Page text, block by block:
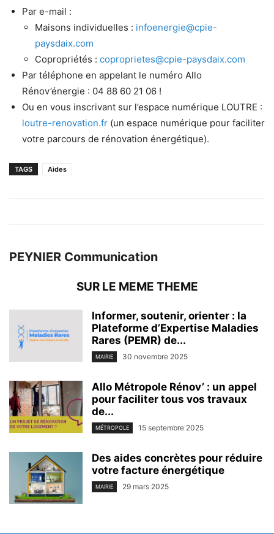
Par e-mail :
Maisons individuelles : infoenergie@cpie-
paysdaix.com
Copropriétés : coproprietes@cpie-paysdaix.com
Par téléphone en appelant le numéro Allo
Rénov’énergie : 04 88 60 21 06 !
Ou en vous inscrivant sur l’espace numérique LOUTRE :
loutre-renovation.fr (un espace numérique pour faciliter
votre parcours de rénovation énergétique).
TAGS Aides
PEYNIER Communication
SUR LE MEME THEME
Informer, soutenir, orienter : la
Plateforme d’Expertise Maladies
Rares (PEMR) de...
MAIRIE 30 novembre 2025
Allo Métropole Rénov’ : un appel
pour faciliter tous vos travaux
de...
MÉTROPOLE 15 septembre 2025
Des aides concrètes pour réduire
votre facture énergétique
MAIRIE 29 mars 2025